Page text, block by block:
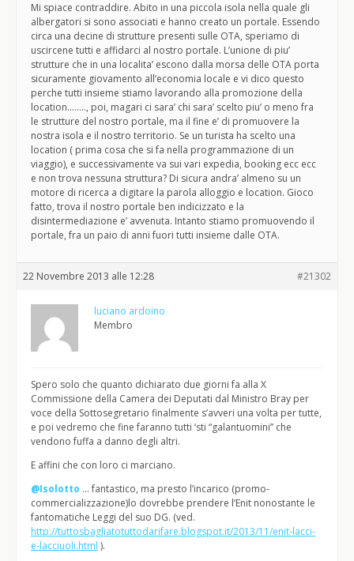
Mi spiace contraddire. Abito in una piccola isola nella quale gli
albergatori si sono associati e hanno creato un portale. Essendo
circa una decine di strutture presenti sulle OTA, speriamo di
uscircene tutti e affidarci al nostro portale. L’unione di piu’
strutture che in una localita’ escono dalla morsa delle OTA porta
sicuramente giovamento all’economia locale e vi dico questo
perche tutti insieme stiamo lavorando alla promozione della
location…….., poi, magari ci sara’ chi sara’ scelto piu’ o meno fra
le strutture del nostro portale, ma il fine e’ di promuovere la
nostra isola e il nostro territorio. Se un turista ha scelto una
location ( prima cosa che si fa nella programmazione di un
viaggio), e successivamente va sui vari expedia, booking ecc ecc
e non trova nessuna struttura? Di sicura andra’ almeno su un
motore di ricerca a digitare la parola alloggio e location. Gioco
fatto, trova il nostro portale ben indicizzato e la
disintermediazione e’ avvenuta. Intanto stiamo promuovendo il
portale, fra un paio di anni fuori tutti insieme dalle OTA.
22 Novembre 2013 alle 12:28 #21302
luciano ardoino
Membro
Spero solo che quanto dichiarato due giorni fa alla X
Commissione della Camera dei Deputati dal Ministro Bray per
voce della Sottosegretario finalmente s’avveri una volta per tutte,
e poi vedremo che fine faranno tutti ‘sti “galantuomini” che
vendono fuffa a danno degli altri.
E affini che con loro ci marciano.
@Isolotto … fantastico, ma presto l’incarico (promo-
commercializzazione)lo dovrebbe prendere l’Enit nonostante le
fantomatiche Leggi del suo DG. (ved.
http://tuttosbagliatotuttodarifare.blogspot.it/2013/11/enit-lacci-
e-lacciuoli.html ).